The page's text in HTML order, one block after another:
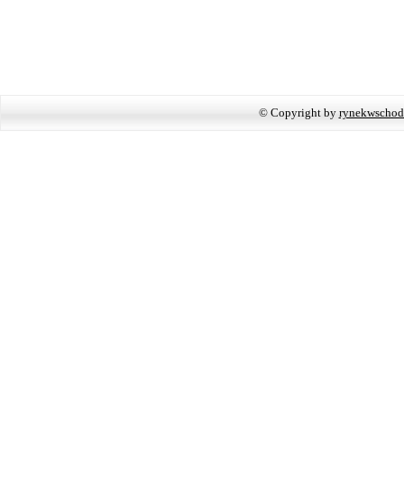
© Copyright by